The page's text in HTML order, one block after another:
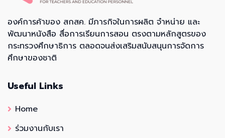
องค์การค้าของ สกสค. มีภารกิจในการผลิต จำหน่าย และ
พัฒนาหนังสือ สื่อการเรียนการสอน ตรงตามหลักสูตรของ
กระทรวงศึกษาธิการ ตลอดจนส่งเสริมสนับสนุนการจัดการ
ศึกษาของชาติ
Useful Links
Home
ร่วมงานกับเรา